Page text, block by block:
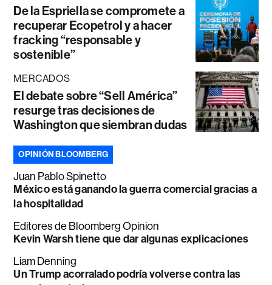
De la Espriella se compromete a
recuperar Ecopetrol y a hacer
fracking “responsable y
sostenible”
MERCADOS
El debate sobre “Sell América”
resurge tras decisiones de
Washington que siembran dudas
OPINIÓN BLOOMBERG
Juan Pablo Spinetto
México está ganando la guerra comercial gracias a
la hospitalidad
Editores de Bloomberg Opinion
Kevin Warsh tiene que dar algunas explicaciones
Liam Denning
Un Trump acorralado podría volverse contra las